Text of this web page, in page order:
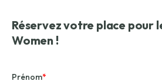
Réservez votre place pour
Women !